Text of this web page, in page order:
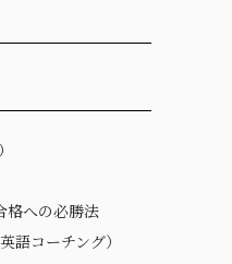
格への必勝法
語コーチング）